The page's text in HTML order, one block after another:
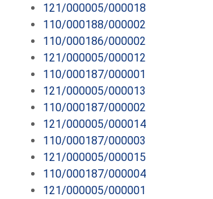
121/000005/000018
110/000188/000002
110/000186/000002
121/000005/000012
110/000187/000001
121/000005/000013
110/000187/000002
121/000005/000014
110/000187/000003
121/000005/000015
110/000187/000004
121/000005/000001